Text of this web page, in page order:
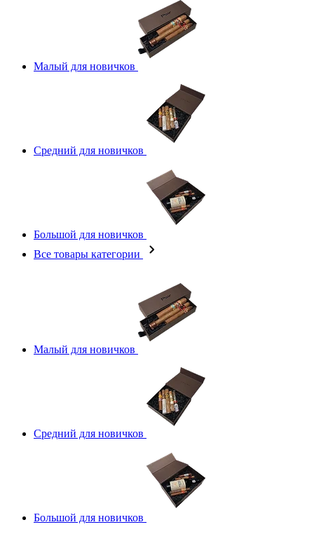
Малый для новичков
Средний для новичков
Большой для новичков
Все товары категории
Малый для новичков
Средний для новичков
Большой для новичков